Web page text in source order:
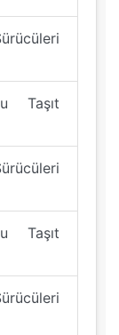
Taşıt
Taşıt